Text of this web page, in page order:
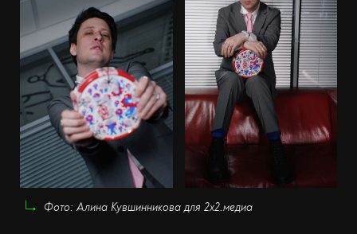
Фото: Алина Кувшинникова для 2х2.медиа